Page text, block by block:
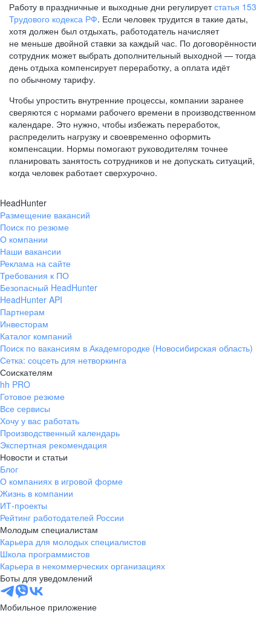
Работу в праздничные и выходные дни регулируетстатья 153
Трудового кодекса РФ. Если человек трудится в такие даты,
хотя должен был отдыхать, работодатель начисляет
не меньше двойной ставки за каждый час. По договорённости
сотрудник может выбрать дополнительный выходной — тогда
день отдыха компенсирует переработку, а оплата идёт
по обычному тарифу.
Чтобы упростить внутренние процессы, компании заранее
сверяются с нормами рабочего времени в производственном
календаре. Это нужно, чтобы избежать переработок,
распределить нагрузку и своевременно оформить
компенсации. Нормы помогают руководителям точнее
планировать занятость сотрудников и не допускать ситуаций,
когда человек работает сверхурочно.
HeadHunter
Размещение вакансий
Поиск по резюме
О компании
Наши вакансии
Реклама на сайте
Требования к ПО
Безопасный HeadHunter
HeadHunter API
Партнерам
Инвесторам
Каталог компаний
Поиск по вакансиям в Академгородке (Новосибирская область)
Сетка: соцсеть для нетворкинга
Соискателям
hh PRO
Готовое резюме
Все сервисы
Хочу у вас работать
Производственный календарь
Экспертная рекомендация
Новости и статьи
Блог
О компаниях в игровой форме
Жизнь в компании
ИТ-проекты
Рейтинг работодателей России
Молодым специалистам
Карьера для молодых специалистов
Школа программистов
Карьера в некоммерческих организациях
Боты для уведомлений
Мобильное приложение